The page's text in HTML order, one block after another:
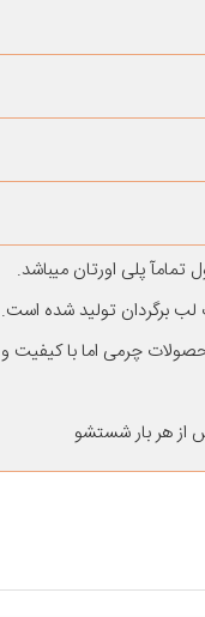
پلی اورتان میباشد.
برگردان تولید شده است.
چرمی اما با کیفیت
هر بار شستشو